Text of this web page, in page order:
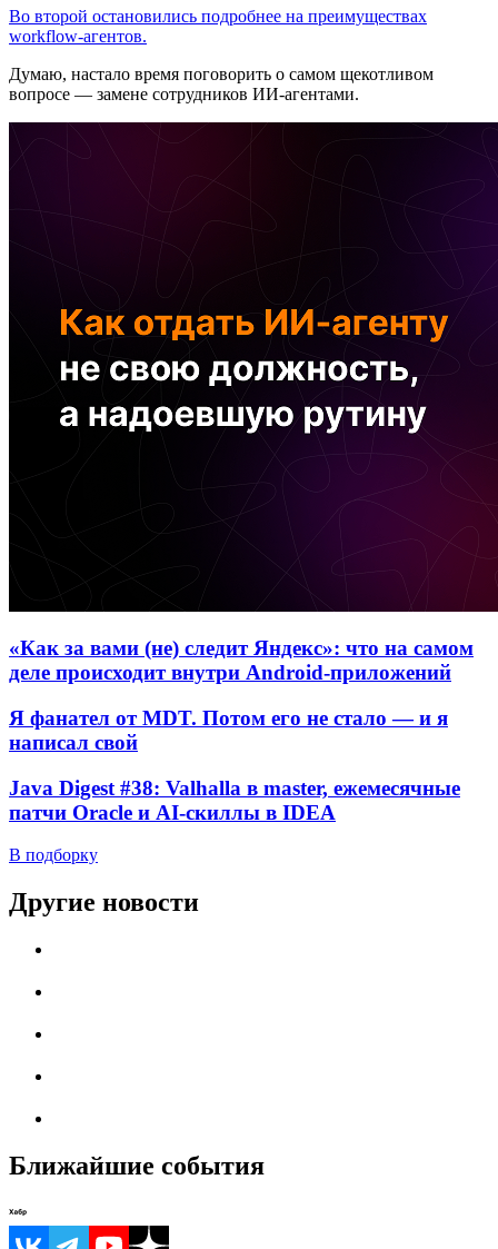
Во второй остановились подробнее на преимуществах
workflow-агентов.
Думаю, настало время поговорить о самом щекотливом
вопросе — замене сотрудников ИИ-агентами.
«Как за вами (не) следит Яндекс»: что на самом
деле происходит внутри Android-приложений
Я фанател от MDT. Потом его не стало — и я
написал свой
Java Digest #38: Valhalla в master, ежемесячные
патчи Oracle и AI-скиллы в IDEA
В подборку
Другие новости
Ближайшие события